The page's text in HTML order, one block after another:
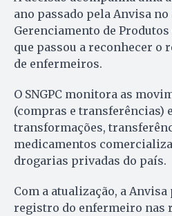
ano passado pela Anvisa
Gerenciamento de Produtos
que passou a reconhecer
de enfermeiros.
O SNGPC monitora as
(compras e transferências)
transformações,
medicamentos
drogarias privadas do país.
Com a atualização, a
registro do enfermeiro nas